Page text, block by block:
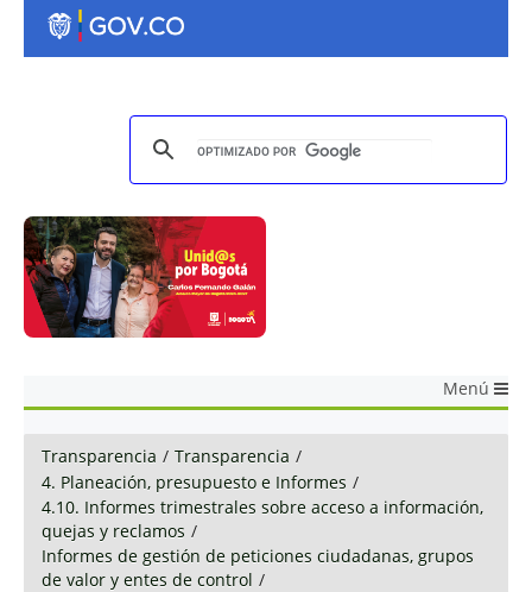
Menú
Transparencia / Transparencia /
4. Planeación, presupuesto e Informes /
4.10. Informes trimestrales sobre acceso a información,
quejas y reclamos /
Informes de gestión de peticiones ciudadanas, grupos
de valor y entes de control /